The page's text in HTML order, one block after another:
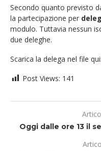
Secondo quanto previsto
la partecipazione per
modulo. Tuttavia nessun
due deleghe.
Scarica la delega nel file qui:
Post Views: 141
Oggi dalle ore 13 il